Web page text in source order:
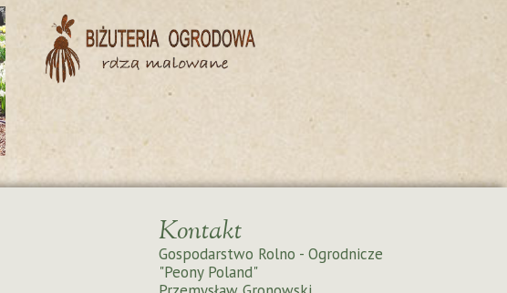
Kontakt
Gospodarstwo Rolno - Ogrodnicze
"Peony Poland"